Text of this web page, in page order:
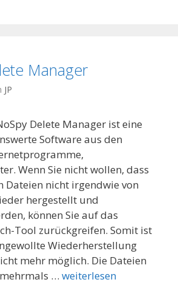
Manager
JP
Delete Manager ist eine
Software aus den
Wenn Sie nicht wollen, dass
Dateien nicht irgendwie von
hergestellt und
können Sie auf das
Tool zurückgreifen. Somit ist
Wiederherstellung
mehr möglich. Die Dateien
… weiterlesen